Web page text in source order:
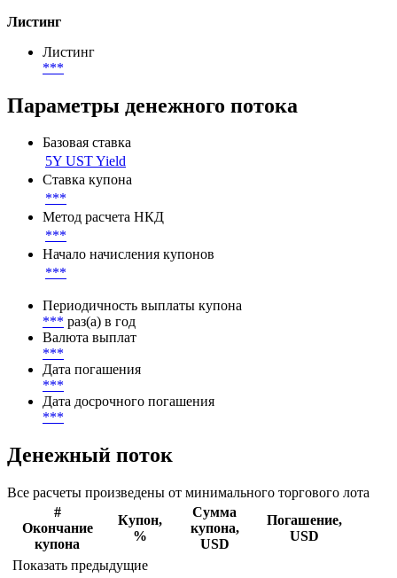
Листинг
Листинг
***
Параметры денежного потока
Базовая ставка
5Y UST Yield
Ставка купона
***
Метод расчета НКД
***
Начало начисления купонов
***
Периодичность выплаты купона
*** раз(а) в год
Валюта выплат
***
Дата погашения
***
Дата досрочного погашения
***
Денежный поток
Все расчеты произведены от минимального торгового лота
#
Окончание
купона
Купон,
%
Сумма
купона,
USD
Погашение,
USD
Показать предыдущие